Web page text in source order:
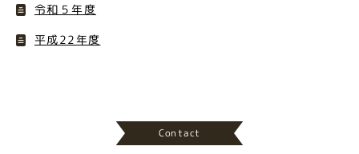
令和５年度
平成22年度
Contact